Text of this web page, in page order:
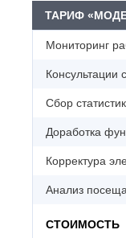
ТАРИФ
Мониторинг
Консультации
Сбор
Доработка
Корректура
Анализ
СТОИМОСТЬ